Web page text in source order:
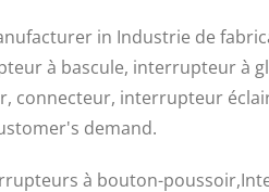
in Industrie de
à bascule, interrupteur à
interrupteur
demand.
à bouton-